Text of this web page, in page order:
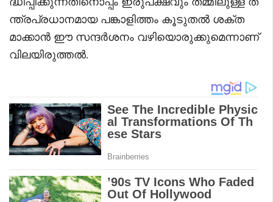
ന്ത്രപ്രധാനമായ പങ്കാളിത്തം കൂടുതൽ ശക്ത
മാക്കാൻ ഈ സന്ദർശനം വഴിയൊരുക്കുമെന്നാണ്
വിലയിരുത്തൽ.